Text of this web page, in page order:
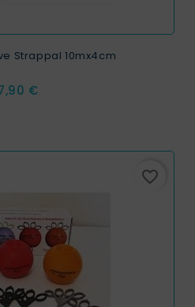
Strappal 10mx4cm
€
favorite_border